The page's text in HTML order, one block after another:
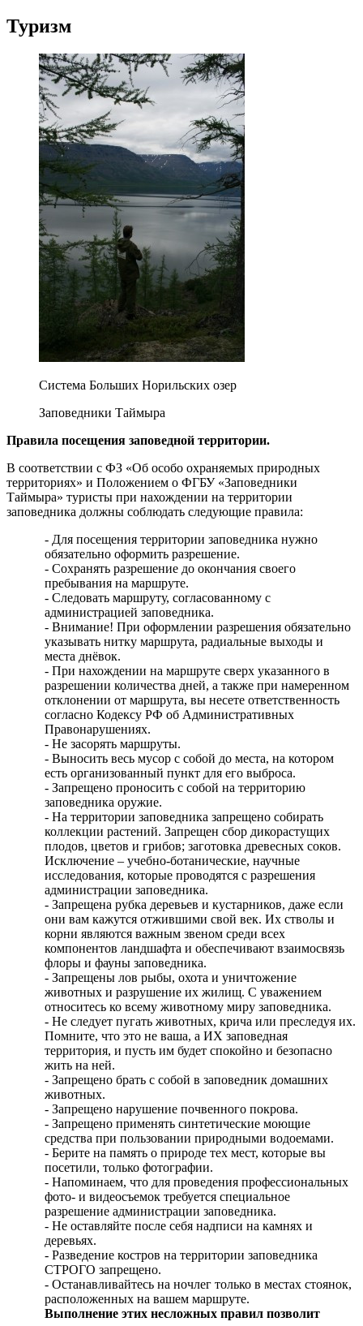
Туризм
Система Больших Норильских озер
Заповедники Таймыра
Правила посещения заповедной территории.
В соответствии с ФЗ «Об особо охраняемых природных
территориях» и Положением о ФГБУ «Заповедники
Таймыра» туристы при нахождении на территории
заповедника должны соблюдать следующие правила:
- Для посещения территории заповедника нужно
обязательно оформить разрешение.
- Сохранять разрешение до окончания своего
пребывания на маршруте.
- Следовать маршруту, согласованному с
администрацией заповедника.
- Внимание! При оформлении разрешения обязательно
указывать нитку маршрута, радиальные выходы и
места днёвок.
- При нахождении на маршруте сверх указанного в
разрешении количества дней, а также при намеренном
отклонении от маршрута, вы несете ответственность
согласно Кодексу РФ об Административных
Правонарушениях.
- Не засорять маршруты.
- Выносить весь мусор с собой до места, на котором
есть организованный пункт для его выброса.
- Запрещено проносить с собой на территорию
заповедника оружие.
- На территории заповедника запрещено собирать
коллекции растений. Запрещен сбор дикорастущих
плодов, цветов и грибов; заготовка древесных соков.
Исключение – учебно-ботанические, научные
исследования, которые проводятся с разрешения
администрации заповедника.
- Запрещена рубка деревьев и кустарников, даже если
они вам кажутся отжившими свой век. Их стволы и
корни являются важным звеном среди всех
компонентов ландшафта и обеспечивают взаимосвязь
флоры и фауны заповедника.
- Запрещены лов рыбы, охота и уничтожение
животных и разрушение их жилищ. С уважением
относитесь ко всему животному миру заповедника.
- Не следует пугать животных, крича или преследуя их.
Помните, что это не ваша, а ИХ заповедная
территория, и пусть им будет спокойно и безопасно
жить на ней.
- Запрещено брать с собой в заповедник домашних
животных.
- Запрещено нарушение почвенного покрова.
- Запрещено применять синтетические моющие
средства при пользовании природными водоемами.
- Берите на память о природе тех мест, которые вы
посетили, только фотографии.
- Напоминаем, что для проведения профессиональных
фото- и видеосъемок требуется специальное
разрешение администрации заповедника.
- Не оставляйте после себя надписи на камнях и
деревьях.
- Разведение костров на территории заповедника
СТРОГО запрещено.
- Останавливайтесь на ночлег только в местах стоянок,
расположенных на вашем маршруте.
Выполнение этих несложных правил позволит